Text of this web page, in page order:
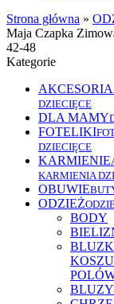
Strona główna »
Maja Czapka
42-48
Kategorie
AKCESORIA
DZIECIĘCE
DLA MAMY
FOTELIKI
DZIECIĘCE
KARMIENIE
KARMIENIA
OBUWIE
ODZIEŻ
BODY
BLUZY